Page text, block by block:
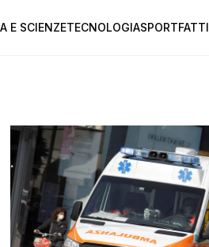
E SCIENZETECNOLOGIASPORTFATTI